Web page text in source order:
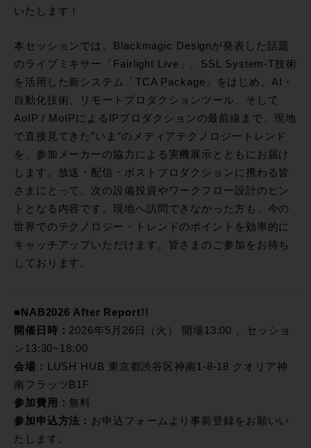
いたします！
本セッションでは、Blackmagic Designが発表した話題
のライブミキサー「Fairlight Live」、SSL System-T技術
を活用した新システム「TCA Package」をはじめ、AI・
自動化技術、リモートプロダクションツール、そして
AoIP / MoIPによるIPプロダクションの最前線まで、現地
で直接見てきた”いま”のメディアテクノロジートレンド
を、参加メーカーの協力による実機展示とともにお届け
します。放送・配信・ポストプロダクションに携わる皆
さまにとって、次の設備投資やワークフロー設計のヒン
トとなる内容です。現地へ訪問できなかった方も、今の
世界でのテクノロジー・トレンドのポイントを効率的に
キャッチアップいただけます。皆さまのご参加をお待ち
しております。
■NAB2026 After Report!!
開催日時： 2026年5月26日（火） 開場13:00 、セッショ
ン13:30~18:00
会場：
LUSH HUB 東京都渋谷区神南1-8-18 クオリア神
南フラッツB1F
参加費用： 無料
参加申込方法： お申込フォームより事前登録をお願いい
たします。